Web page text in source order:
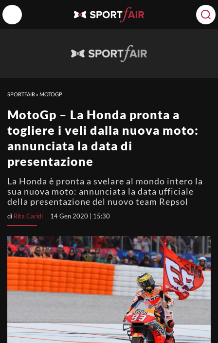
SPORTFAIR » MOTOGP
MotoGp – La Honda pronta a
togliere i veli dalla nuova moto:
annunciata la data di
presentazione
La Honda è pronta a svelare al mondo intero la
sua nuova moto: annunciata la data ufficiale
della presentazione del nuovo team Repsol
di Rita Caridi 14 Gen 2020 | 15:30